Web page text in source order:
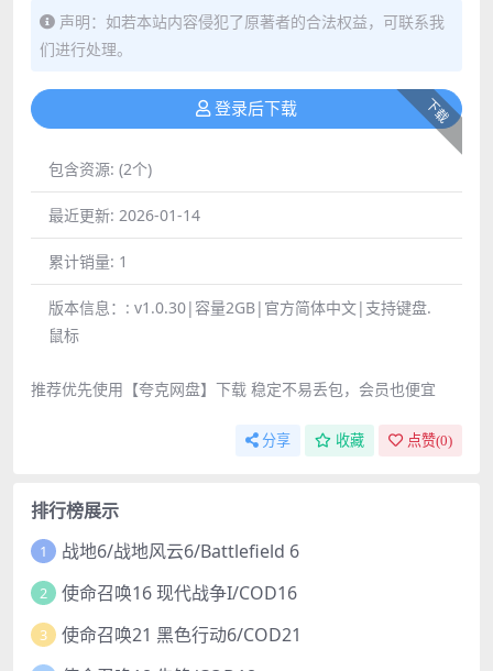
声明：如若本站内容侵犯了原著者的合法权益，可联系我
们进行处理。
下载
登录后下载
包含资源: (2个)
最近更新: 2026-01-14
累计销量: 1
版本信息：: v1.0.30|容量2GB|官方简体中文|支持键盘.
鼠标
推荐优先使用【夸克网盘】下载 稳定不易丢包，会员也便宜
分享 收藏 点赞(0)
排行榜展示
1 战地6/战地风云6/Battlefield 6
2 使命召唤16 现代战争I/COD16
3 使命召唤21 黑色行动6/COD21